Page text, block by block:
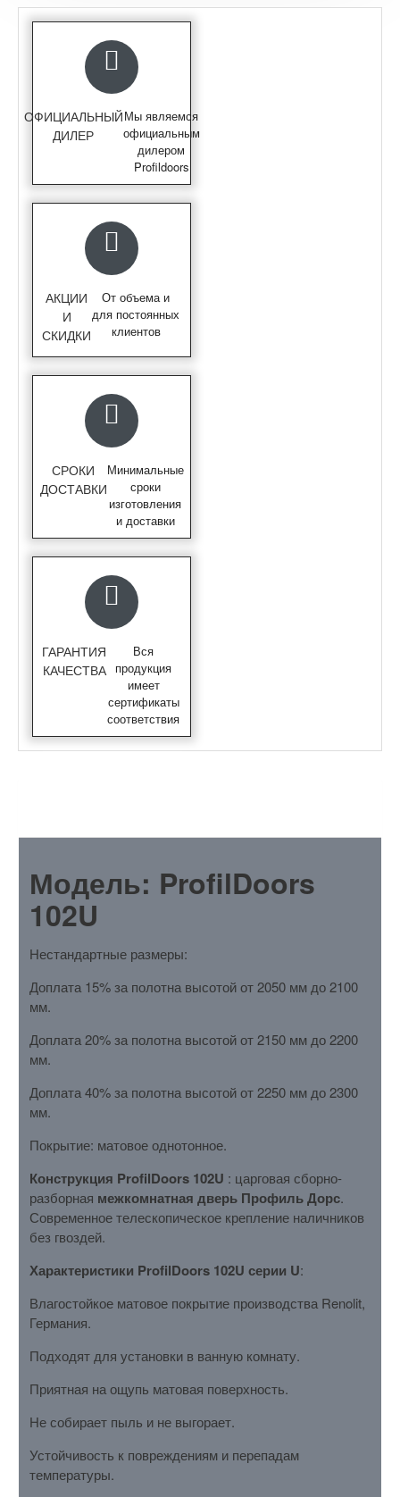
ОФИЦИАЛЬНЫЙ
ДИЛЕР
Мы являемся
официальным
дилером
Profildoors
АКЦИИ
И
СКИДКИ
От объема и
для постоянных
клиентов
СРОКИ
ДОСТАВКИ
Минимальные
сроки
изготовления
и доставки
ГАРАНТИЯ
КАЧЕСТВА
Вся
продукция
имеет
сертификаты
соответствия
Модель: ProfilDoors
102U
Нестандартные размеры:
Доплата 15% за полотна высотой от 2050 мм до 2100
мм.
Доплата 20% за полотна высотой от 2150 мм до 2200
мм.
Доплата 40% за полотна высотой от 2250 мм до 2300
мм.
Покрытие: матовое однотонное.
Конструкция ProfilDoors 102U : царговая сборно-
разборная межкомнатная дверь Профиль Дорс.
Современное телескопическое крепление наличников
без гвоздей.
Характеристики ProfilDoors 102U серии U:
Влагостойкое матовое покрытие производства Renolit,
Германия.
Подходят для установки в ванную комнату.
Приятная на ощупь матовая поверхность.
Не собирает пыль и не выгорает.
Устойчивость к повреждениям и перепадам
температуры.